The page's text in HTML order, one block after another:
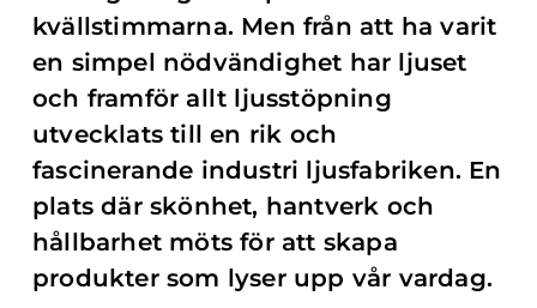
kvällstimmarna. Men från att ha varit
en simpel nödvändighet har ljuset
och framför allt ljusstöpning
utvecklats till en rik och
fascinerande industri ljusfabriken. En
plats där skönhet, hantverk och
hållbarhet möts för att skapa
produkter som lyser upp vår vardag.